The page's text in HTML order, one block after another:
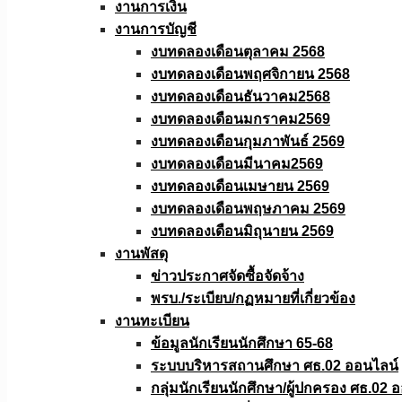
งานการเงิน
งานการบัญชี
งบทดลองเดือนตุลาคม 2568
งบทดลองเดือนพฤศจิกายน 2568
งบทดลองเดือนธันวาคม2568
งบทดลองเดือนมกราคม2569
งบทดลองเดือนกุมภาพันธ์ 2569
งบทดลองเดือนมีนาคม2569
งบทดลองเดือนเมษายน 2569
งบทดลองเดือนพฤษภาคม 2569
งบทดลองเดือนมิถุนายน 2569
งานพัสดุ
ข่าวประกาศจัดซื้อจัดจ้าง
พรบ./ระเบียบ/กฏหมายที่เกี่ยวข้อง
งานทะเบียน
ข้อมูลนักเรียนนักศึกษา 65-68
ระบบบริหารสถานศึกษา ศธ.02 ออนไลน์
กลุ่มนักเรียนนักศึกษา/ผู้ปกครอง ศธ.02